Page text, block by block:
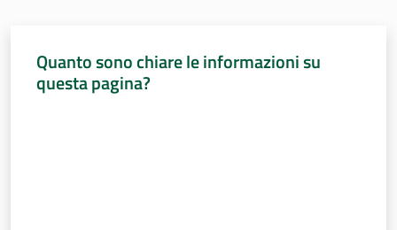
Quanto sono chiare le informazioni su
questa pagina?